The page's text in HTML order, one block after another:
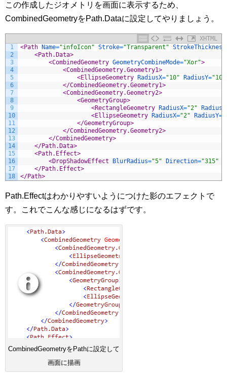
この作成したジオメトリを画面に表示するため、
CombinedGeometryをPath.Dataに設定してやりましょう。
XHTML
1
2
3
4
5
6
7
8
9
10
11
12
13
14
15
16
17
18
<Path Name="infoIcon" Stroke="Transparent" StrokeThickness
<Path.Data>
<CombinedGeometry GeometryCombineMode="Xor">
<CombinedGeometry.Geometry1>
<EllipseGeometry
RadiusX="10" RadiusY="10"
</CombinedGeometry.Geometry1>
<CombinedGeometry.Geometry2>
<GeometryGroup>
<RectangleGeometry
RadiusX="2" RadiusY
<EllipseGeometry
RadiusX="2" RadiusY=
</GeometryGroup>
</CombinedGeometry.Geometry2>
</CombinedGeometry>
</Path.Data>
<Path.Effect>
<DropShadowEffect
BlurRadius="5" Direction="315"
</Path.Effect>
</Path>
Path.Effectはわかりやすいようにつけた影のエフェクトで
す。これでこんな感じになるはずです。
CombinedGeometryをPathに設定して
画面に描画